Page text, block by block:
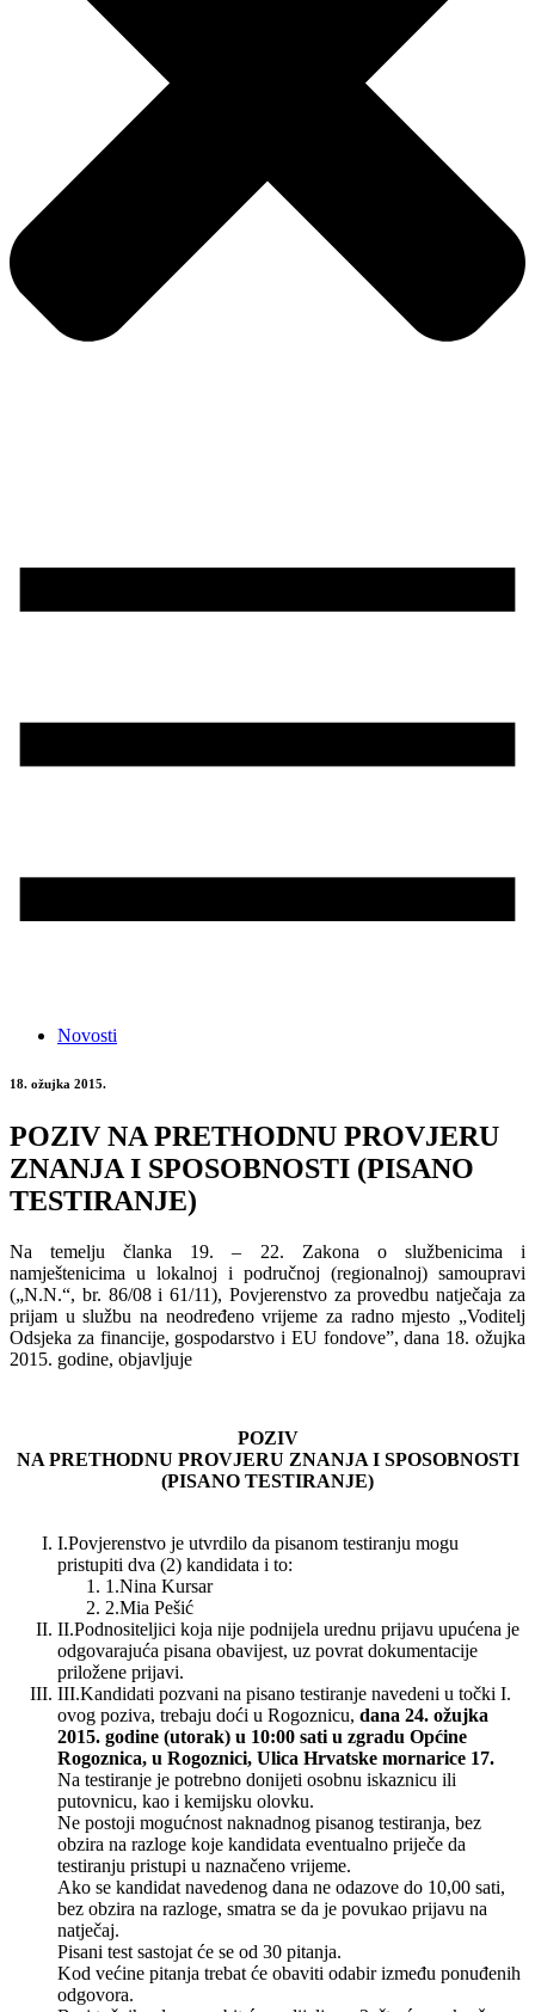
Novosti
18. ožujka 2015.
POZIV NA PRETHODNU PROVJERU
ZNANJA I SPOSOBNOSTI (PISANO
TESTIRANJE)
Na temelju članka 19. – 22. Zakona o službenicima i
namještenicima u lokalnoj i područnoj (regionalnoj) samoupravi
(„N.N.“, br. 86/08 i 61/11), Povjerenstvo za provedbu natječaja za
prijam u službu na neodređeno vrijeme za radno mjesto „Voditelj
Odsjeka za financije, gospodarstvo i EU fondove”, dana 18. ožujka
2015. godine, objavljuje
POZIV
NA PRETHODNU PROVJERU ZNANJA I SPOSOBNOSTI
(PISANO TESTIRANJE)
I.Povjerenstvo je utvrdilo da pisanom testiranju mogu
pristupiti dva (2) kandidata i to:
1.Nina Kursar
2.Mia Pešić
II.Podnositeljici koja nije podnijela urednu prijavu upućena je
odgovarajuća pisana obavijest, uz povrat dokumentacije
priložene prijavi.
III.Kandidati pozvani na pisano testiranje navedeni u točki I.
ovog poziva, trebaju doći u Rogoznicu, dana 24. ožujka
2015. godine (utorak) u 10:00 sati u zgradu Općine
Rogoznica, u Rogoznici, Ulica Hrvatske mornarice 17.
Na testiranje je potrebno donijeti osobnu iskaznicu ili
putovnicu, kao i kemijsku olovku.
Ne postoji mogućnost naknadnog pisanog testiranja, bez
obzira na razloge koje kandidata eventualno priječe da
testiranju pristupi u naznačeno vrijeme.
Ako se kandidat navedenog dana ne odazove do 10,00 sati,
bez obzira na razloge, smatra se da je povukao prijavu na
natječaj.
Pisani test sastojat će se od 30 pitanja.
Kod većine pitanja trebat će obaviti odabir između ponuđenih
odgovora.